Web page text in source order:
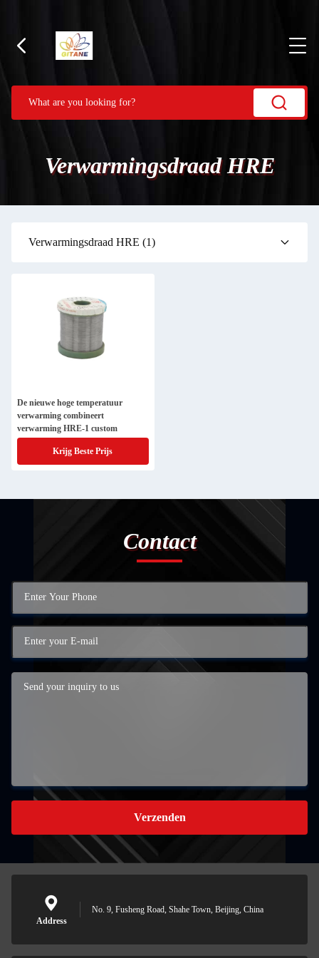
Verwarmingsdraad HRE
Verwarmingsdraad HRE (1)
De nieuwe hoge temperatuur
verwarming combineert
verwarming HRE-1 custom
Krijg Beste Prijs
Contact
Verzenden
Address
No. 9, Fusheng Road, Shahe Town, Beijing, China